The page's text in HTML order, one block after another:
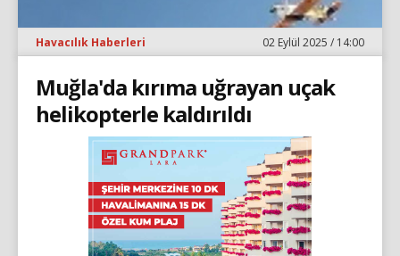
Havacılık Haberleri 02 Eylül 2025 / 14:00
Muğla'da kırıma uğrayan uçak
helikopterle kaldırıldı